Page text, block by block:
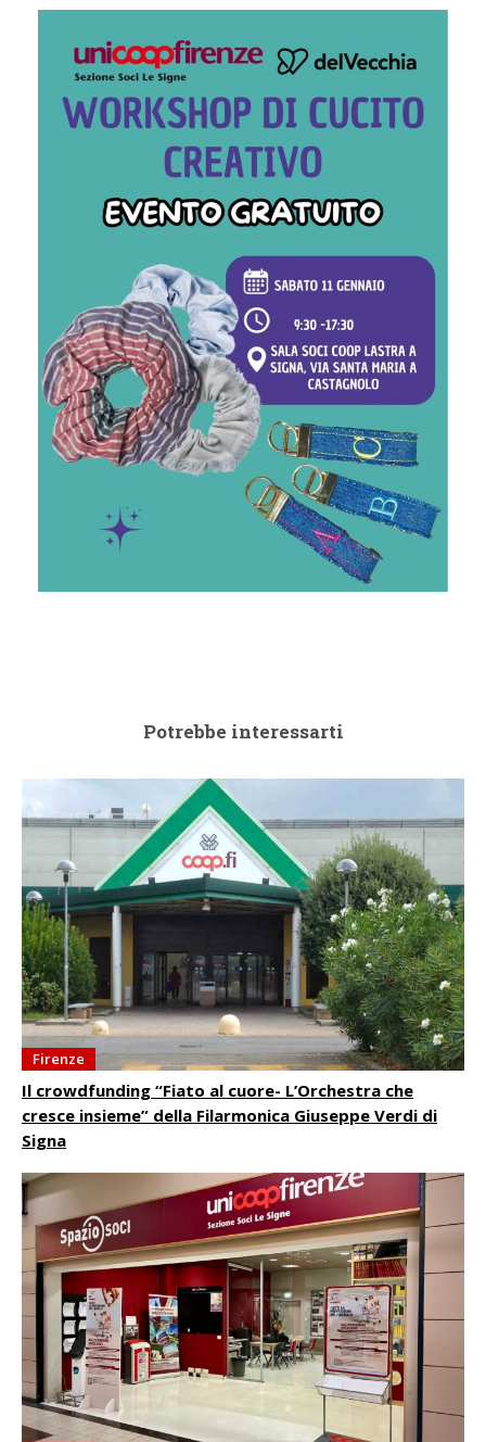
Potrebbe interessarti
Firenze
Il crowdfunding “Fiato al cuore- L’Orchestra che
cresce insieme” della Filarmonica Giuseppe Verdi di
Signa